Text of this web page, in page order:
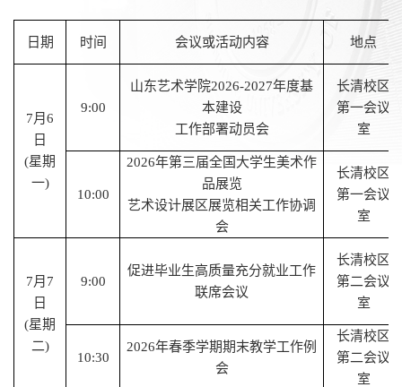
日期 时间 会议或活动内容 地点
7月6
日
(星期
一)
9:00
山东艺术学院2026-2027年度基
本建设
工作部署动员会
长清校区
第一会议
室
10:00
2026年第三届全国大学生美术作
品展览
艺术设计展区展览相关工作协调
会
长清校区
第一会议
室
7月 7
日
(星期
二)
9:00
促进毕业生高质量充分就业工作
联席会议
长清校区
第二会议
室
10:30
2026年春季学期期末教学工作例
会
长清校区
第二会议
室